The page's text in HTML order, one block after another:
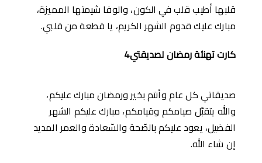
قلبها أطيب قلب في الكون، والوفا شيمتها المميزة،
مبارك عليك قدوم الشهر الكريم، يا قطعة من قلبي.
كارت تهنئة رمضان لصديقتي4
صديقاتي كل عام وأنتم بخير ورمضان مبارك عليكم،
والله يتقبّل صيامكم وقيامكم، مبارك عليكم الشهر
الفضيل، يعود عليكم بالصّحة والسّعادة والعمر المديد
إن شاء الله.